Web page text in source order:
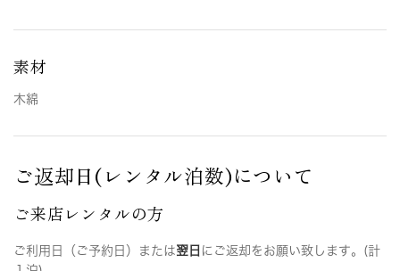
素材
木綿
ご返却日(レンタル泊数)について
ご来店レンタルの方
ご利用日（ご予約日）または翌日 にご返却をお願い致します。(計